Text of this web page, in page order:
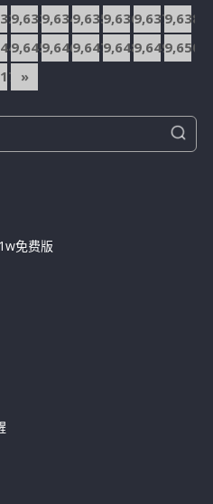
9,6339,6349,6359,6369,6379,638
9,6459,6469,6479,6489,6499,650
»
S
e
免费版